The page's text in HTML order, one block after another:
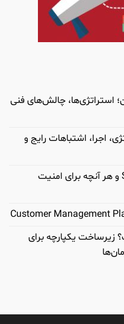
استراتژی‌ها، چالش‌های فنی
اجرا، اشتباهات رایج و
راهنمای کامل دریافت گواهینامه SSL و هر آنچه برای امنیت
زیرساخت یکپارچه برای